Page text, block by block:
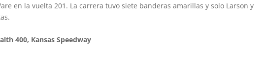
en la vuelta 201. La carrera tuvo siete banderas amarillas y solo Larson y
400, Kansas Speedway